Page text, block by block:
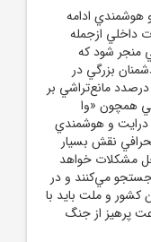
هوشمندي ادامه
داخلي ازجمله
منجر شود که
بزرگي در
مانع‌تراشي بر
همچون «وا
درايت و هوشمندي
نقش بسيار
مشکلات خواهد
مي‌کنند و در
کشور و ملت بايد با
پرهيز از جنگ